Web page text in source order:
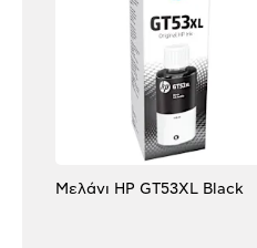
Μελάνι HP GT53XL Black